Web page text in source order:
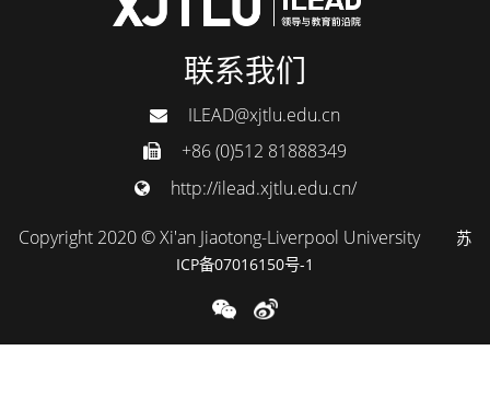
联系我们
ILEAD@xjtlu.edu.cn
+86 (0)512 81888349
http://ilead.xjtlu.edu.cn/
Copyright 2020 © Xi'an Jiaotong-Liverpool University
苏
ICP备07016150号-1